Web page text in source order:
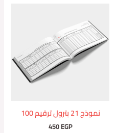
نموذج 21 بترول ترقيم 100
450EGP